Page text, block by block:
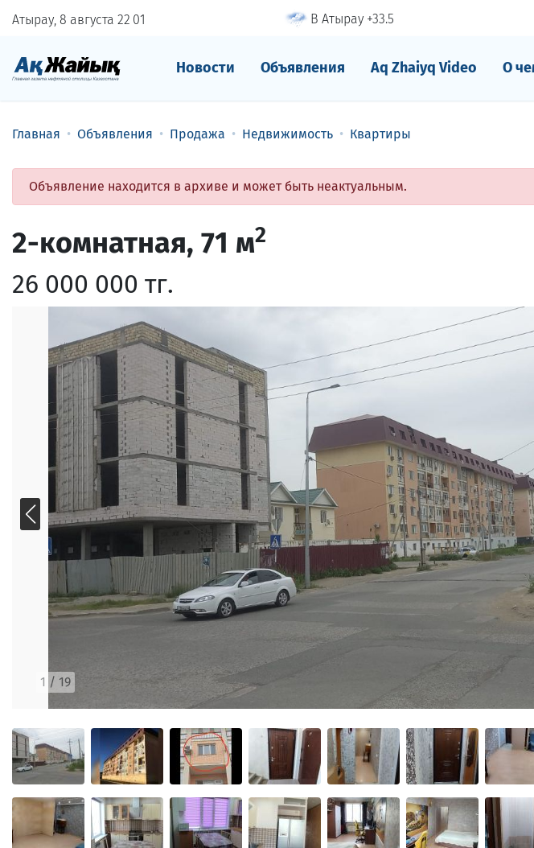
Атырау, 8 августа 22 01 В Атырау +33.5
Новости Объявления Aq Zhaiyq Video О
Главная Объявления Продажа Недвижимость Квартиры
Объявление находится в архиве и может быть неактуальным.
1 / 19
2-комнатная, 71 м2
26 000 000 тг.